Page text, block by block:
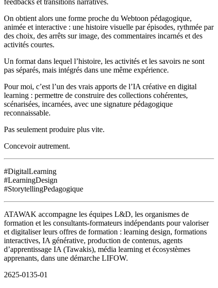
feedbacks et transitions narratives.
On obtient alors une forme proche du Webtoon pédagogique,
animée et interactive : une histoire visuelle par épisodes, rythmée par
des choix, des arrêts sur image, des commentaires incarnés et des
activités courtes.
Un format dans lequel l’histoire, les activités et les savoirs ne sont
pas séparés, mais intégrés dans une même expérience.
Pour moi, c’est l’un des vrais apports de l’IA créative en digital
learning : permettre de construire des collections cohérentes,
scénarisées, incarnées, avec une signature pédagogique
reconnaissable.
Pas seulement produire plus vite.
Concevoir autrement.
#DigitalLearning
#LearningDesign
#StorytellingPedagogique
ATAWAK accompagne les équipes L&D, les organismes de
formation et les consultants-formateurs indépendants pour valoriser
et digitaliser leurs offres de formation : learning design, formations
interactives, IA générative, production de contenus, agents
d’apprentissage IA (Tawakis), média learning et écosystèmes
apprenants, dans une démarche LIFOW.
2625-0135-01